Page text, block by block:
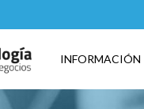
INFORMACIÓN